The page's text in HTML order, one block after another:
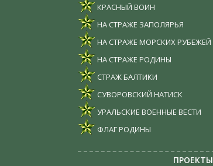
КРАСНЫЙ ВОИН
НА СТРАЖЕ ЗАПОЛЯРЬЯ
НА СТРАЖЕ МОРСКИХ РУБЕЖЕЙ
НА СТРАЖЕ РОДИНЫ
СТРАЖ БАЛТИКИ
СУВОРОВСКИЙ НАТИСК
УРАЛЬСКИЕ ВОЕННЫЕ ВЕСТИ
ФЛАГ РОДИНЫ
ПРОЕКТЫ